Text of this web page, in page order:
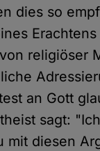
dies so
religiöser
an Gott
sagt:
diesen